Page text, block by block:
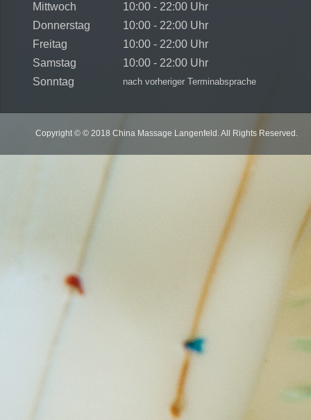
Mittwoch
10:00 - 22:00 Uhr
Donnerstag
10:00 - 22:00 Uhr
Freitag
10:00 - 22:00 Uhr
Samstag
10:00 - 22:00 Uhr
Sonntag
nach vorheriger Terminabsprache
Copyright © © 2018 China Massage Langenfeld. All Rights Reserved.